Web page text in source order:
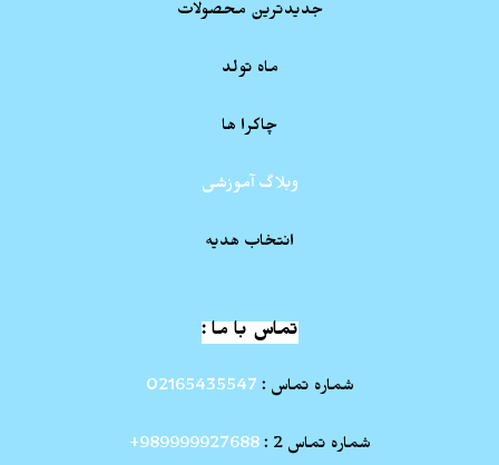
جدیدترین محصولات
ماه تولد
چاکرا ها
وبلاگ آموزشی
انتخاب هدیه
تماس با ما :
شماره تماس : 02165435547
شماره تماس 2 : 989999927688+